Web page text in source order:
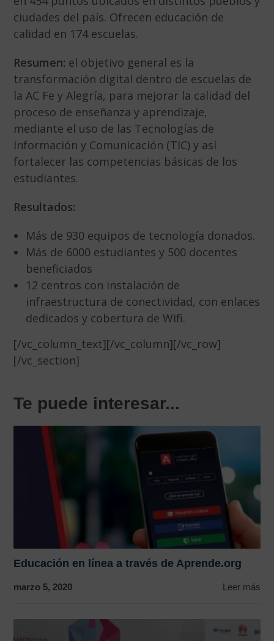
ciudades del país. Ofrecen educación de
calidad en 174 escuelas.
Resumen: el objetivo general es la
transformación digital dentro de escuelas de
la AC Fe y Alegría, para mejorar la calidad del
proceso de enseñanza y aprendizaje,
mediante el uso de las Tecnologías de
Información y Comunicación (TIC) y así
fortalecer las competencias básicas de los
estudiantes.
Resultados:
Más de 930 equipos de tecnología donados.
Más de 6000 estudiantes y 500 docentes
beneficiados
12 centros con instalación de
infraestructura de conectividad, con enlaces
dedicados y cobertura de Wifi.
[/vc_column_text][/vc_column][/vc_row]
[/vc_section]
Te puede interesar...
Educación en línea a través de Aprende.org
marzo 5, 2020 Leer más